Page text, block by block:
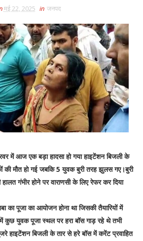
मई 22, 2025 in जनपद
में आज एक बड़ा हादसा हो गया हाइटेंशन बिजली के
मौत हो गई जबकि 5 युवक बुरी तरह झुलस गए।बुरी
गंभीर होने पर वाराणसी के लिए रेफर कर दिया
का पूजा का आयोजन होना था जिसकी तैयारियों में
कुछ युवक पूजा स्थल पर हरा बॉस गाड़ रहे थे तभी
हाइटेंशन बिजली के तार से हरे बॉस में करेंट प्रवाहित